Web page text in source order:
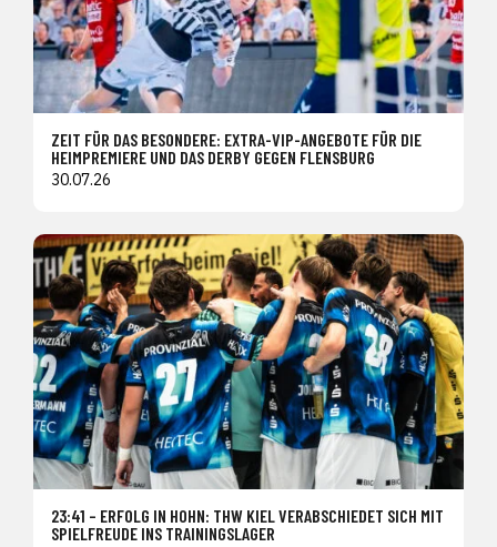
ZEIT FÜR DAS BESONDERE: EXTRA-VIP-ANGEBOTE FÜR DIE
HEIMPREMIERE UND DAS DERBY GEGEN FLENSBURG
30.07.26
23:41 – ERFOLG IN HOHN: THW KIEL VERABSCHIEDET SICH MIT
SPIELFREUDE INS TRAININGSLAGER